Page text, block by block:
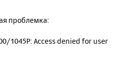
проблемка:
1045P: Access denied for user